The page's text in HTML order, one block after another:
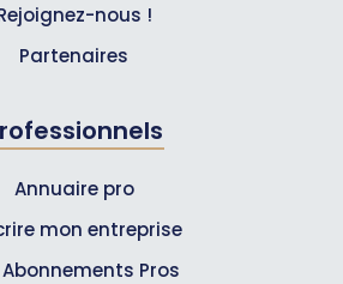
nous !
Partenaires
Annuaire pro
mon entreprise
Abonnements Pros